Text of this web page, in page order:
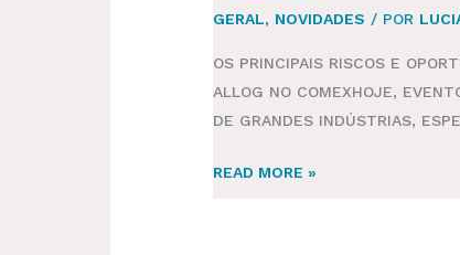
GERAL, NOVIDADES / POR
OS PRINCIPAIS RISCOS E
ALLOG NO COMEXHOJE,
DE GRANDES INDÚSTRIAS,
READ MORE »